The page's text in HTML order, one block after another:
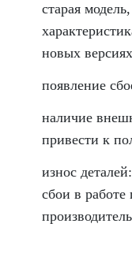
старая
новых
появление
наличие
привести к
износ
сбои в работе